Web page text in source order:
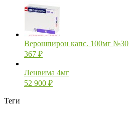
Верошпирон капс. 100мг №30
367 ₽
Ленвима 4мг
52 900 ₽
Теги